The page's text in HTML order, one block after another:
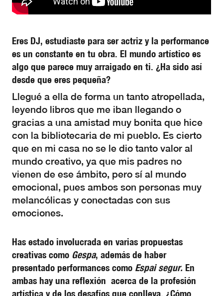
Eres DJ, estudiaste para ser actriz y la performance
es un constante en tu obra. El mundo artístico es
algo que parece muy arraigado en ti. ¿Ha sido así
desde que eres pequeña?
Llegué a ella de forma un tanto atropellada,
leyendo libros que me iban llegando o
gracias a una amistad muy bonita que hice
con la bibliotecaria de mi pueblo. Es cierto
que en mi casa no se le dio tanto valor al
mundo creativo, ya que mis padres no
vienen de ese ámbito, pero sí al mundo
emocional, pues ambos son personas muy
melancólicas y conectadas con sus
emociones.
Has estado involucrada en varias propuestas
creativas como Gespa, además de haber
presentado performances como Espai segur. En
ambas hay una reflexión acerca de la profesión
artística y de los desafíos que conlleva. ¿Cómo